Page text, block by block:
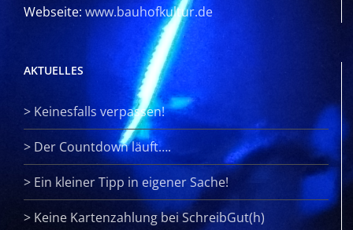
Webseite: www.bauhofkultur.de
AKTUELLES
> Keinesfalls verpassen!
> Der Countdown läuft….
> Ein kleiner Tipp in eigener Sache!
> Keine Kartenzahlung bei SchreibGut(h)